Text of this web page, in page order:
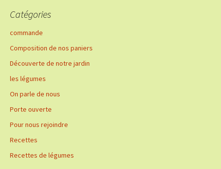
Catégories
commande
Composition de nos paniers
Découverte de notre jardin
les légumes
On parle de nous
Porte ouverte
Pour nous rejoindre
Recettes
Recettes de légumes